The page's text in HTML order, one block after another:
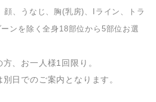
顔、うなじ、胸(乳房)、Iライン、トラ
ンを除く全身18部位から5部位お選
、お一人様1回限り。
日でのご案内となります。